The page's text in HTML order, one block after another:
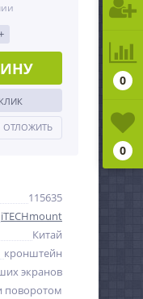
ОТЛОЖИТЬ
115635
iTECHmount
Китай
кронштейн
экранов
поворотом
0
0